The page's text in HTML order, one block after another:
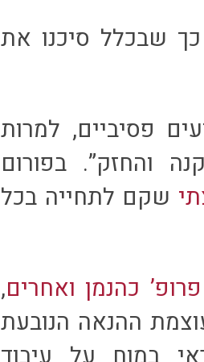
שבכלל סיכנו את
פסיביים, למרות
והחזק”. בפורום
שקם לתחייה בכל
כהנמן ואחרים,
ההנאה הנובעת